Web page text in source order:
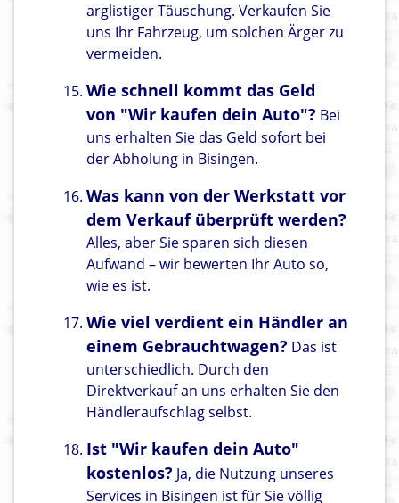
arglistiger Täuschung. Verkaufen Sie
uns Ihr Fahrzeug, um solchen Ärger zu
vermeiden.
Wie schnell kommt das Geld
von "Wir kaufen dein Auto"? Bei
uns erhalten Sie das Geld sofort bei
der Abholung in Bisingen.
Was kann von der Werkstatt vor
dem Verkauf überprüft werden?
Alles, aber Sie sparen sich diesen
Aufwand – wir bewerten Ihr Auto so,
wie es ist.
Wie viel verdient ein Händler an
einem Gebrauchtwagen? Das ist
unterschiedlich. Durch den
Direktverkauf an uns erhalten Sie den
Händleraufschlag selbst.
Ist "Wir kaufen dein Auto"
kostenlos? Ja, die Nutzung unseres
Services in Bisingen ist für Sie völlig